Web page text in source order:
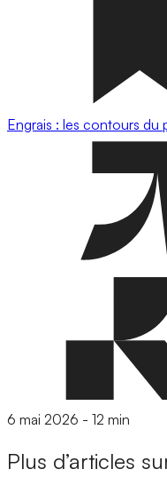
Engrais : les contours du
6 mai 2026 - 12 min
Plus d’articles